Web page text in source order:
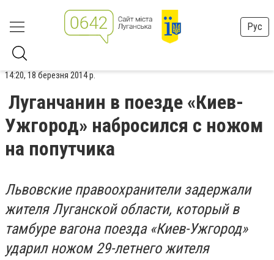
Рус
14:20, 18 березня 2014 р.
Луганчанин в поезде «Киев-
Ужгород» набросился с ножом
на попутчика
Львовские правоохранители задержали
жителя Луганской области, который в
тамбуре вагона поезда «Киев-Ужгород»
ударил ножом 29-летнего жителя